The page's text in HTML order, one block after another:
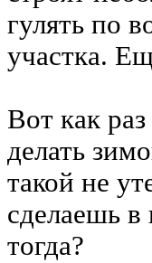
гулять по
участка.
Вот как
делать
такой не
сделаешь
тогда?